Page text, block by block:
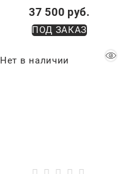
37 500 руб.
ПОД ЗАКАЗ
Нет в наличии